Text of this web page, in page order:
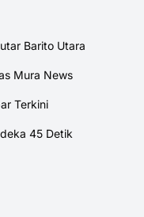
Barito Utara
Mura News
Terkini
45 Detik